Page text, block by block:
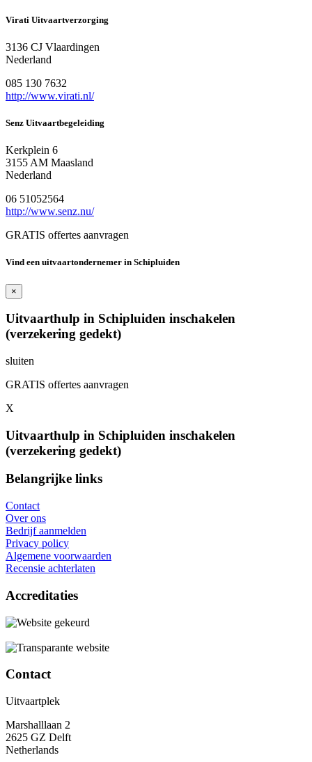
Virati Uitvaartverzorging
3136 CJ Vlaardingen
Nederland
085 130 7632
http://www.virati.nl/
Senz Uitvaartbegeleiding
Kerkplein 6
3155 AM Maasland
Nederland
06 51052564
http://www.senz.nu/
GRATIS offertes aanvragen
Vind een uitvaartondernemer in Schipluiden
×
Uitvaarthulp in Schipluiden inschakelen
(verzekering gedekt)
sluiten
GRATIS offertes aanvragen
X
Uitvaarthulp in Schipluiden inschakelen
(verzekering gedekt)
Belangrijke links
Contact
Over ons
Bedrijf aanmelden
Privacy policy
Algemene voorwaarden
Recensie achterlaten
Accreditaties
Contact
Uitvaartplek
Marshalllaan 2
2625 GZ Delft
Netherlands